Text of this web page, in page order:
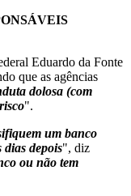
Eduardo da Fonte
que as agências
dolosa (com
".
um banco
dias depois", diz
ou não tem